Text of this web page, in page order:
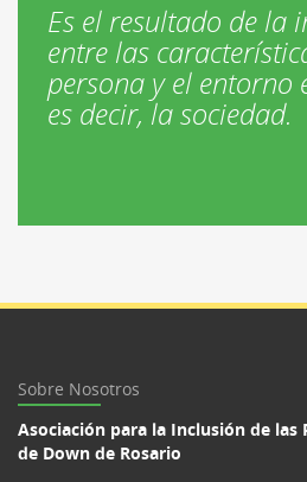
Es el resultado de la
entre las
persona y el entorno
es decir, la sociedad.
Sobre Nosotros
Asociación para la Inclusión de las
de Down de Rosario